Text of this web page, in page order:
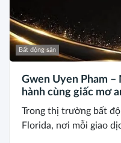
Bất động sản
Gwen Uyen Pham
hành cùng giấc mơ
Trong thị trường bất
Florida, nơi mỗi giao